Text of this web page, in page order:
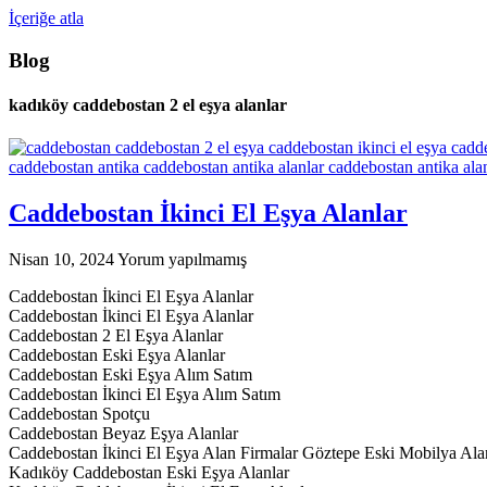
İçeriğe atla
Blog
kadıköy caddebostan 2 el eşya alanlar
Caddebostan İkinci El Eşya Alanlar
Nisan 10, 2024Yorum yapılmamış
Caddebostan İkinci El Eşya Alanlar
Caddebostan İkinci El Eşya Alanlar
Caddebostan 2 El Eşya Alanlar
Caddebostan Eski Eşya Alanlar
Caddebostan Eski Eşya Alım Satım
Caddebostan İkinci El Eşya Alım Satım
Caddebostan Spotçu
Caddebostan Beyaz Eşya Alanlar
Caddebostan İkinci El Eşya Alan Firmalar Göztepe Eski Mobilya
Kadıköy Caddebostan Eski Eşya Alanlar